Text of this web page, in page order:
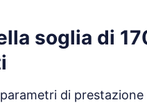
soglia di
di